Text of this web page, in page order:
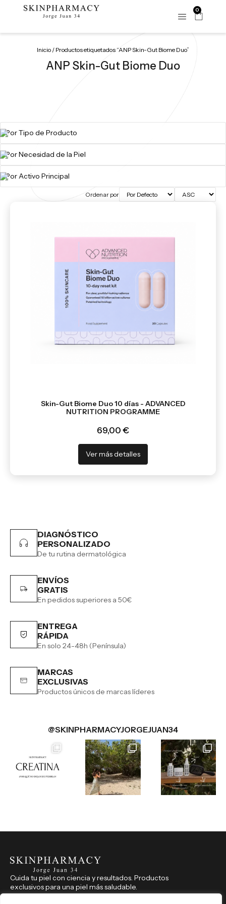
0
Inicio / Productos etiquetados “ANP Skin-Gut Biome Duo”
ANP Skin-Gut Biome Duo
Ordenar por
Skin-Gut Biome Duo 10 días - ADVANCED
NUTRITION PROGRAMME
69,00 €
Ver más detalles
DIAGNÓSTICO
PERSONALIZADO
De tu rutina dermatológica
ENVÍOS
GRATIS
En pedidos superiores a 50€
ENTREGA
RÁPIDA
En solo 24-48h (Península)
MARCAS
EXCLUSIVAS
Productos únicos de marcas líderes
@SKINPHARMACYJORGEJUAN34
Cuida tu piel con ciencia y resultados. Productos
exclusivos para una piel más saludable.